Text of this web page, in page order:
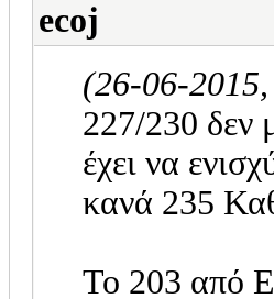
ecoj
(26-06-
227/230 δεν
έχει να
κανά 235
To 203 από